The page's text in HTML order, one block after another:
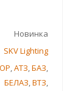
Новинка
SKV Lighting
,АТЗ,БАЗ,
БЕЛАЗ,ВТЗ,